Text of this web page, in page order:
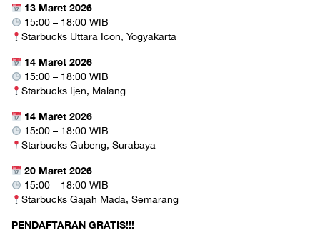
13 Maret 2026
15:00 – 18:00 WIB
Starbucks Uttara Icon, Yogyakarta
14 Maret 2026
15:00 – 18:00 WIB
Starbucks Ijen, Malang
14 Maret 2026
15:00 – 18:00 WIB
Starbucks Gubeng, Surabaya
20 Maret 2026
15:00 – 18:00 WIB
Starbucks Gajah Mada, Semarang
PENDAFTARAN GRATIS!!!